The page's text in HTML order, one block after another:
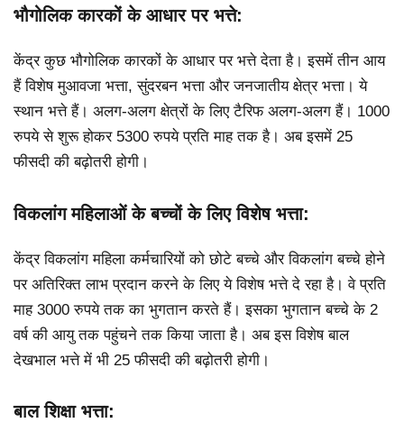
भौगोलिक कारकों के आधार पर भत्ते:
केंद्र कुछ भौगोलिक कारकों के आधार पर भत्ते देता है। इसमें तीन आय
हैं विशेष मुआवजा भत्ता, सुंदरबन भत्ता और जनजातीय क्षेत्र भत्ता। ये
स्थान भत्ते हैं। अलग-अलग क्षेत्रों के लिए टैरिफ अलग-अलग हैं। 1000
रुपये से शुरू होकर 5300 रुपये प्रति माह तक है। अब इसमें 25
फीसदी की बढ़ोतरी होगी।
विकलांग महिलाओं के बच्चों के लिए विशेष भत्ता:
केंद्र विकलांग महिला कर्मचारियों को छोटे बच्चे और विकलांग बच्चे होने
पर अतिरिक्त लाभ प्रदान करने के लिए ये विशेष भत्ते दे रहा है। वे प्रति
माह 3000 रुपये तक का भुगतान करते हैं। इसका भुगतान बच्चे के 2
वर्ष की आयु तक पहुंचने तक किया जाता है। अब इस विशेष बाल
देखभाल भत्ते में भी 25 फीसदी की बढ़ोतरी होगी।
बाल शिक्षा भत्ता: